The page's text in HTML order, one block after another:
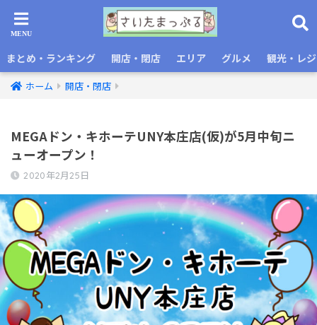
まとめ・ランキング 開店・閉店 エリア グルメ 観光・レ
ホーム 開店・閉店
MEGAドン・キホーテUNY本庄店(仮)が5月中旬ニ
ューオープン！
2020年2月25日